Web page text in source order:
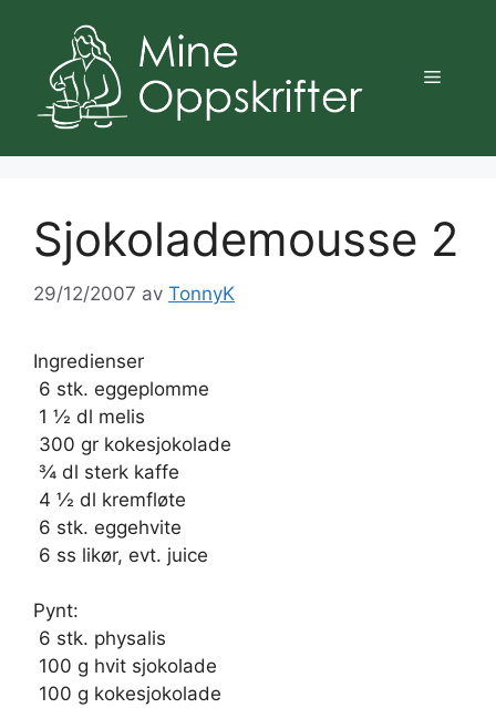
innhold
Meny
Sjokolademousse 2
29/12/2007 av TonnyK
Ingredienser
 6 stk. eggeplomme
 1 ½ dl melis
 300 gr kokesjokolade
 ¾ dl sterk kaffe
 4 ½ dl kremfløte
 6 stk. eggehvite
 6 ss likør, evt. juice
Pynt:
 6 stk. physalis
 100 g hvit sjokolade
 100 g kokesjokolade